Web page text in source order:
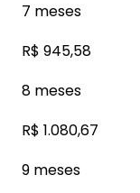
7 meses
R$ 945,58
8 meses
R$ 1.080,67
9 meses